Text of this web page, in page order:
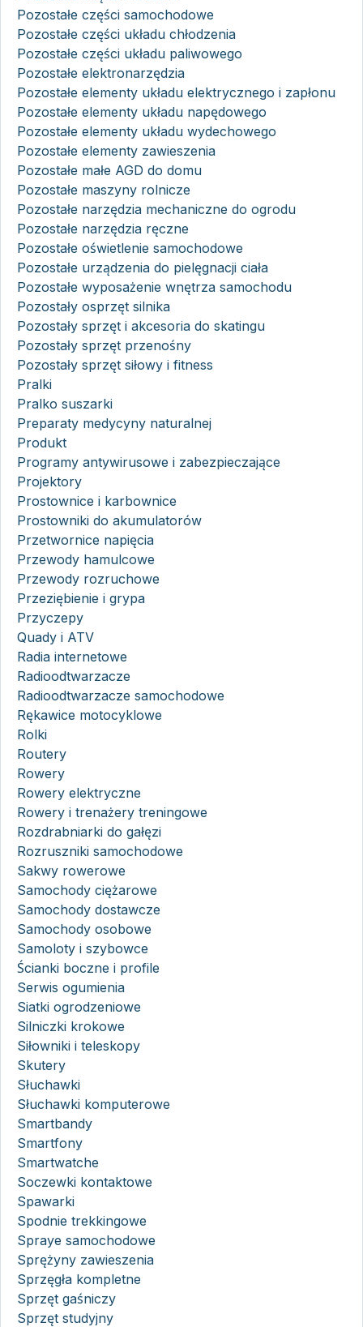
Pozostałe części samochodowe
Pozostałe części układu chłodzenia
Pozostałe części układu paliwowego
Pozostałe elektronarzędzia
Pozostałe elementy układu elektrycznego i zapłonu
Pozostałe elementy układu napędowego
Pozostałe elementy układu wydechowego
Pozostałe elementy zawieszenia
Pozostałe małe AGD do domu
Pozostałe maszyny rolnicze
Pozostałe narzędzia mechaniczne do ogrodu
Pozostałe narzędzia ręczne
Pozostałe oświetlenie samochodowe
Pozostałe urządzenia do pielęgnacji ciała
Pozostałe wyposażenie wnętrza samochodu
Pozostały osprzęt silnika
Pozostały sprzęt i akcesoria do skatingu
Pozostały sprzęt przenośny
Pozostały sprzęt siłowy i fitness
Pralki
Pralko suszarki
Preparaty medycyny naturalnej
Produkt
Programy antywirusowe i zabezpieczające
Projektory
Prostownice i karbownice
Prostowniki do akumulatorów
Przetwornice napięcia
Przewody hamulcowe
Przewody rozruchowe
Przeziębienie i grypa
Przyczepy
Quady i ATV
Radia internetowe
Radioodtwarzacze
Radioodtwarzacze samochodowe
Rękawice motocyklowe
Rolki
Routery
Rowery
Rowery elektryczne
Rowery i trenażery treningowe
Rozdrabniarki do gałęzi
Rozruszniki samochodowe
Sakwy rowerowe
Samochody ciężarowe
Samochody dostawcze
Samochody osobowe
Samoloty i szybowce
Ścianki boczne i profile
Serwis ogumienia
Siatki ogrodzeniowe
Silniczki krokowe
Siłowniki i teleskopy
Skutery
Słuchawki
Słuchawki komputerowe
Smartbandy
Smartfony
Smartwatche
Soczewki kontaktowe
Spawarki
Spodnie trekkingowe
Spraye samochodowe
Sprężyny zawieszenia
Sprzęgła kompletne
Sprzęt gaśniczy
Sprzęt studyjny